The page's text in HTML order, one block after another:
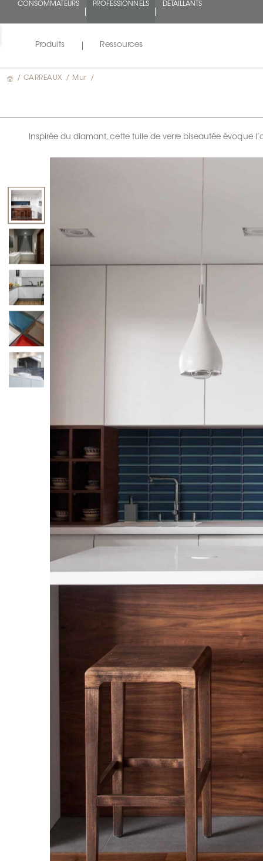
CONSOMMATEURS PROFESSIONNELS DÉTAILLANTS
Produits Ressources
/ CARREAUX / Mur /
Inspirée du diamant, cette tuile de verre biseautée évoque